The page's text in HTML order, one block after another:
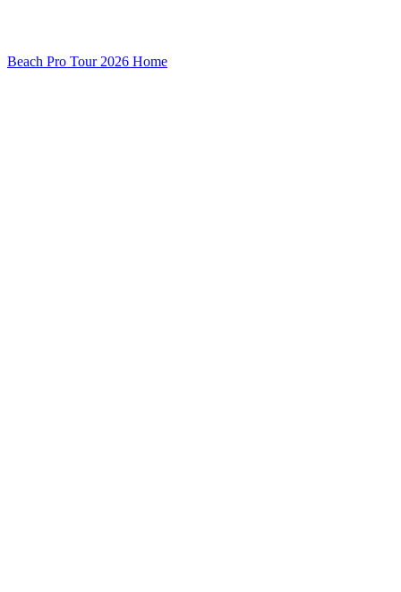
Beach Pro Tour 2026 Home